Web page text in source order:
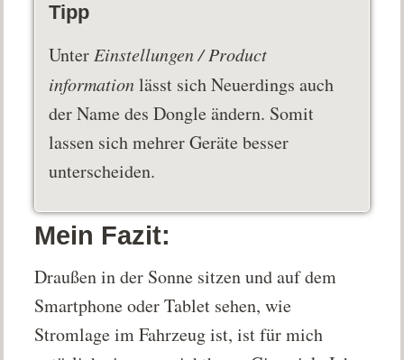
Tipp
UnterEinstellungen / Product
informationlässt sich Neuerdings auch
der Name des Dongle ändern. Somit
lassen sich mehrer Geräte besser
unterscheiden.
Mein Fazit:
Draußen in der Sonne sitzen und auf dem
Smartphone oder Tablet sehen, wie
Stromlage im Fahrzeug ist, ist für mich